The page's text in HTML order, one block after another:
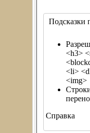
Подсказки
<h3>
<li>
<img>
Справка